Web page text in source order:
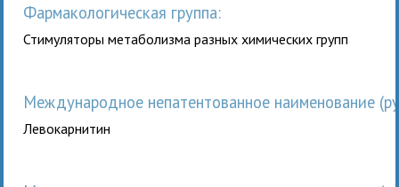
Фармакологическая группа:
Стимуляторы метаболизма разных химических групп
Международное непатентованное наименование
Левокарнитин